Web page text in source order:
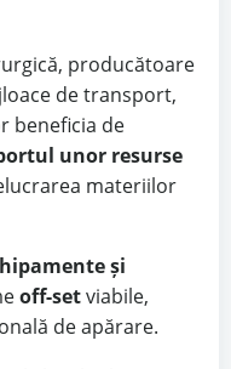
producătoare
de transport,
beneficia de
unor resurse
materiilor
și
off-setviabile,
de apărare.